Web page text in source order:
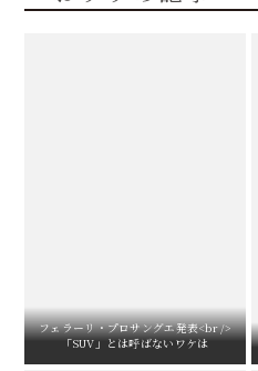
フェラーリ・プロサングエ発表<br />
「SUV」とは呼ばないワケは